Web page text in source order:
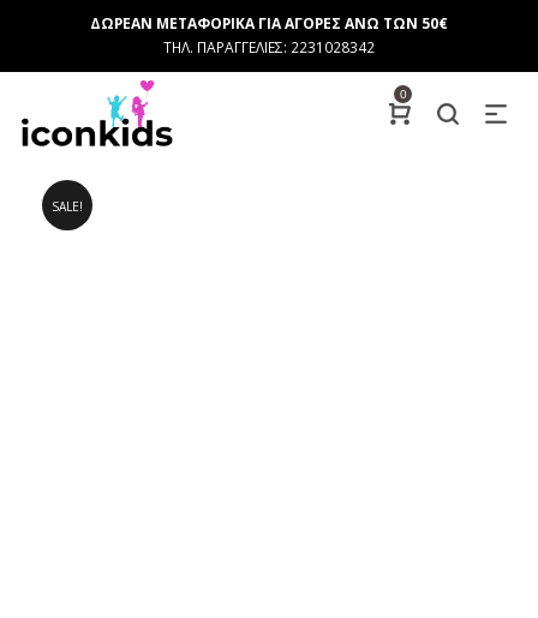
ΔΩΡΕΑΝ ΜΕΤΑΦΟΡΙΚΑ ΓΙΑ ΑΓΟΡΕΣ ΑΝΩ ΤΩΝ 50€
ΤΗΛ. ΠΑΡΑΓΓΕΛΙΕΣ: 2231028342
0
SALE!